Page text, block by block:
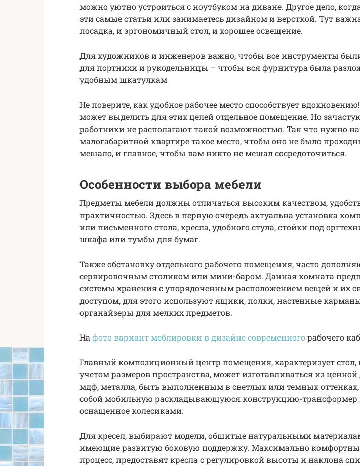
можно уютно устроиться с ноутбуком на диване. Другое дело,
эти самые статьи или занимаетесь дизайном и версткой. Тут
посадка, и эргономичный стол, и хорошее освещение.
Для художников и инженеров важно, чтобы все инструменты
для портнихи и рукодельницы – чтобы вся фурнитура была
удобным шкатулкам
Не поверите, как удобное рабочее место способствует
может выделить для этих целей отдельное помещение. Но
работники не располагают такой возможностью. Так что нужно
малогабаритной квартире такое место, чтобы оно не было
мешало, и главное, чтобы вам никто не мешал сосредоточиться.
Особенности выбора мебели
Предметы мебели должны отличаться высоким качеством,
практичностью. Здесь в первую очередь актуальна установка
или письменного стола, кресла, удобного стула, стойки под
шкафа или тумбы для бумаг.
Также обстановку отдельного рабочего помещения, часто
сервировочным столиком или мини-баром. Данная комната
системы хранения с упорядоченным расположением вещей и их
доступом, для этого используют ящики, полки, настенные
органайзеры для мелких предметов.
На фото вариант меблировки в дизайне современного рабочего
Главный композиционный центр помещения, характеризует стол,
учетом размеров пространства, может изготавливаться из
мдф, металла, быть выполненным в светлых или темных оттенках,
собой мобильную раскладывающуюся конструкцию-трансформер
оснащенное колесиками.
Для кресел, выбирают модели, обшитые натуральными
имеющие развитую боковую поддержку. Максимально
процесс, предоставят кресла с регулировкой высоты и наклона